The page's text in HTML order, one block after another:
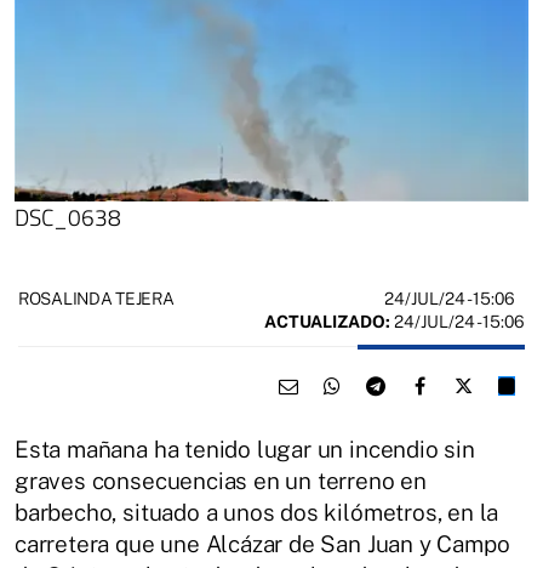
DSC_0638
ROSALINDA TEJERA 24/JUL/24- 15:06
ACTUALIZADO: 24/JUL/24 - 15:06
Esta mañana ha tenido lugar un incendio sin
graves consecuencias en un terreno en
barbecho, situado a unos dos kilómetros, en la
carretera que une Alcázar de San Juan y Campo